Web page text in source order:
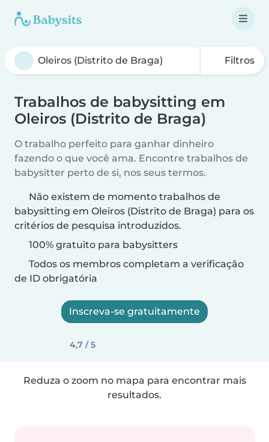
Filtros
Trabalhos de babysitting em
Oleiros (Distrito de Braga)
O trabalho perfeito para ganhar dinheiro
fazendo o que você ama. Encontre trabalhos de
babysitter perto de si, nos seus termos.
Não existem de momento trabalhos de
babysitting em Oleiros (Distrito de Braga) para os
critérios de pesquisa introduzidos.
100% gratuito para babysitters
Todos os membros completam a verificação
de ID obrigatória
Inscreva-se gratuitamente
4,7 / 5
Reduza o zoom no mapa para encontrar mais
resultados.